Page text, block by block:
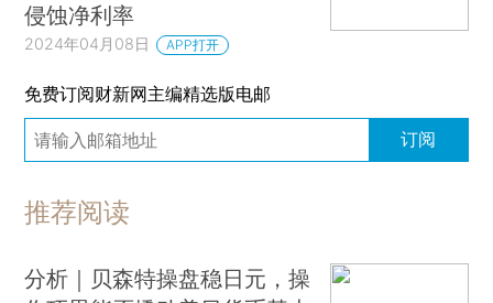
侵蚀净利率
2024年04月08日 APP打开
免费订阅财新网主编精选版电邮
订阅
推荐阅读
分析｜贝森特操盘稳日元，操